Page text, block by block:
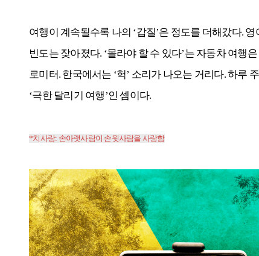
여행이 계속될수록 나의 ‘갑질’은 정도를 더해갔다.
빈도는 잦아졌다. ‘몰라야 할 수 있다’는 자동차 여행
로미터. 한국에서는 ‘헉’ 소리가 나오는 거리다. 하루
‘극한 달리기 여행’인 셈이다.
*치사랑: 손아랫사람이 손윗사람을 사랑함